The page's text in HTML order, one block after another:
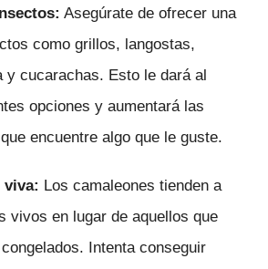
Asegúrate de ofrecer una
como grillos, langostas,
y cucarachas. Esto le dará al
opciones y aumentará las
encuentre algo que le guste.
viva: Los camaleones tienden a
vivos en lugar de aquellos que
Intenta conseguir